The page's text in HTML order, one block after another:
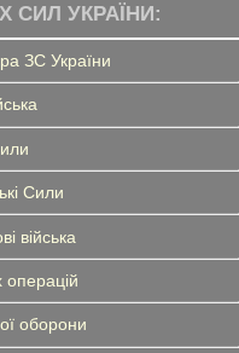
СИЛ УКРАЇНИ:
ЗС України
Сили
війська
операцій
оборони